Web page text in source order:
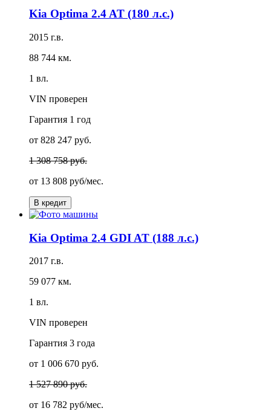
Kia Optima 2.4 AT (180 л.с.)
2015 г.в.
88 744 км.
1 вл.
VIN проверен
Гарантия 1 год
от 828 247 руб.
1 308 758 руб.
от 13 808 руб/мес.
В кредит
Kia Optima 2.4 GDI AT (188 л.с.)
2017 г.в.
59 077 км.
1 вл.
VIN проверен
Гарантия 3 года
от 1 006 670 руб.
1 527 890 руб.
от 16 782 руб/мес.